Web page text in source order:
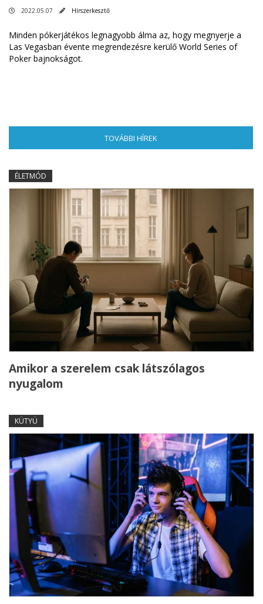
2022.05.07 Hírszerkesztő
Minden pókerjátékos legnagyobb álma az, hogy megnyerje a
Las Vegasban évente megrendezésre kerülő World Series of
Poker bajnokságot.
TOVÁBBI HÍREK
ÉLETMÓD
Amikor a szerelem csak látszólagos
nyugalom
KÜTYÜ